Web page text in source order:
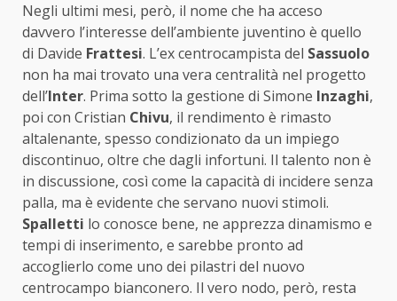
Negli ultimi mesi, però, il nome che ha acceso
davvero l’interesse dell’ambiente juventino è quello
di Davide Frattesi. L’ex centrocampista del Sassuolo
non ha mai trovato una vera centralità nel progetto
dell’Inter. Prima sotto la gestione di Simone Inzaghi,
poi con Cristian Chivu, il rendimento è rimasto
altalenante, spesso condizionato da un impiego
discontinuo, oltre che dagli infortuni. Il talento non è
in discussione, così come la capacità di incidere senza
palla, ma è evidente che servano nuovi stimoli.
Spalletti lo conosce bene, ne apprezza dinamismo e
tempi di inserimento, e sarebbe pronto ad
accoglierlo come uno dei pilastri del nuovo
centrocampo bianconero. Il vero nodo, però, resta